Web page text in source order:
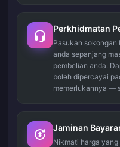
Perkhidmatan
Pasukan sokongan
anda sepanjang
pembelian anda.
boleh dipercayai
memerlukannya —
Jaminan
Nikmati harga